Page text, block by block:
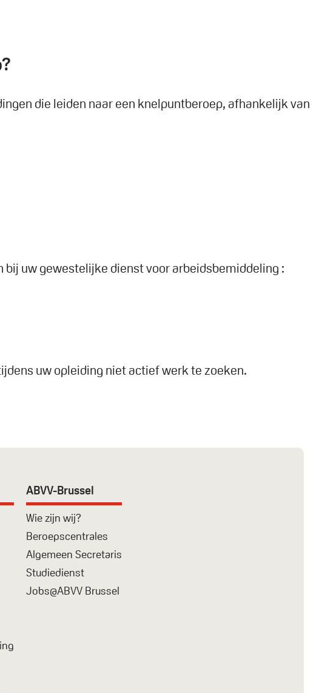
die leiden naar een knelpuntberoep, afhankelijk van
uw gewestelijke dienst voor arbeidsbemiddeling :
uw opleiding niet actief werk te zoeken.
ABVV-Brussel
Wie zijn wij?
Beroepscentrales
Algemeen Secretaris
Studiedienst
Jobs@ABVV Brussel